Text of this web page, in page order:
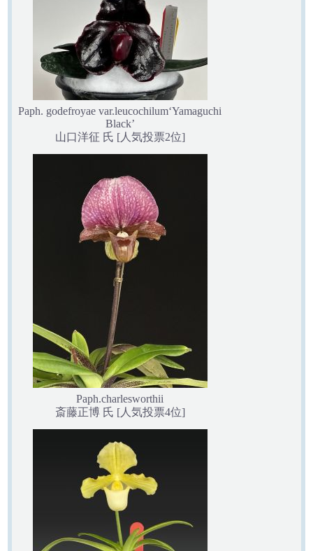
Paph. godefroyae var.leucochilum‘Yamaguchi
Black’
山口洋征 氏 [人気投票2位]
Paph.charlesworthii
斎藤正博 氏 [人気投票4位]